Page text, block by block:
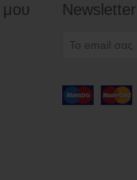
Newsletter